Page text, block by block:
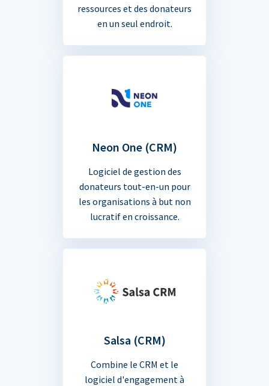
ressources et des donateurs
en un seul endroit.
Neon One (CRM)
Logiciel de gestion des
donateurs tout-en-un pour
les organisations à but non
lucratif en croissance.
Salsa (CRM)
Combine le CRM et le
logiciel d'engagement à